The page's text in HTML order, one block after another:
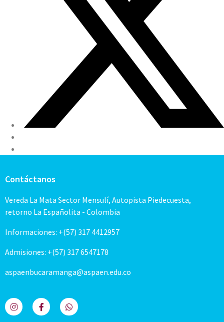
Contáctanos
Vereda La Mata Sector Mensulí, Autopista Piedecuesta,
retorno La Españolita - Colombia
Informaciones: +(57) 317 4412957
Admisiones: +(57) 317 6547178
aspaenbucaramanga@aspaen.edu.co